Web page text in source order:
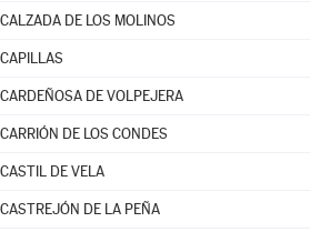
CALZADA DE LOS MOLINOS
CAPILLAS
CARDEÑOSA DE VOLPEJERA
CARRIÓN DE LOS CONDES
CASTIL DE VELA
CASTREJÓN DE LA PEÑA